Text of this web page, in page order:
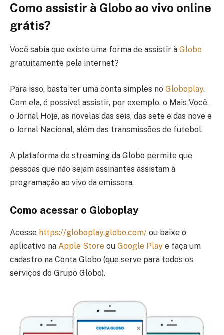
Como assistir à Globo ao vivo online
grátis?
Você sabia que existe uma forma de assistir à Globo
gratuitamente pela internet?
Para isso, basta ter uma conta simples no Globoplay.
Com ela, é possível assistir, por exemplo, o Mais Você,
o Jornal Hoje, as novelas das seis, das sete e das nove e
o Jornal Nacional, além das transmissões de futebol.
A plataforma de streaming da Globo permite que
pessoas que não sejam assinantes assistam à
programação ao vivo da emissora.
Como acessar o Globoplay
Acesse https://globoplay.globo.com/ ou baixe o
aplicativo na Apple Store ou Google Play e faça um
cadastro na Conta Globo (que serve para todos os
serviços do Grupo Globo).